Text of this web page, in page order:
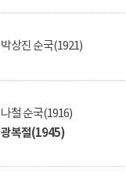
박상진 순국(1921)
나철 순국(1916)
광복절(1945)